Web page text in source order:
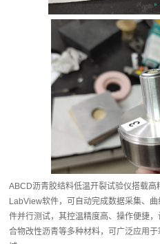
ABCD沥青胶结料低温开裂试验仪搭载
LabView软件，可自动完成数据采集、
件并行测试，其控温精度高、操作便捷
合物改性沥青等多种材料，可广泛应用